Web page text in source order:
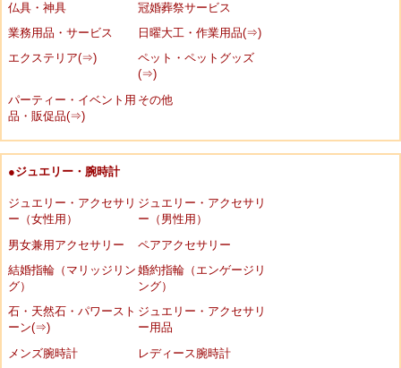
仏具・神具
冠婚葬祭サービス
業務用品・サービス
日曜大工・作業用品(⇒)
エクステリア(⇒)
ペット・ペットグッズ
(⇒)
パーティー・イベント用
品・販促品(⇒)
その他
●ジュエリー・腕時計
ジュエリー・アクセサリ
ー（女性用）
ジュエリー・アクセサリ
ー（男性用）
男女兼用アクセサリー
ペアアクセサリー
結婚指輪（マリッジリン
グ）
婚約指輪（エンゲージリ
ング）
石・天然石・パワースト
ーン(⇒)
ジュエリー・アクセサリ
ー用品
メンズ腕時計
レディース腕時計